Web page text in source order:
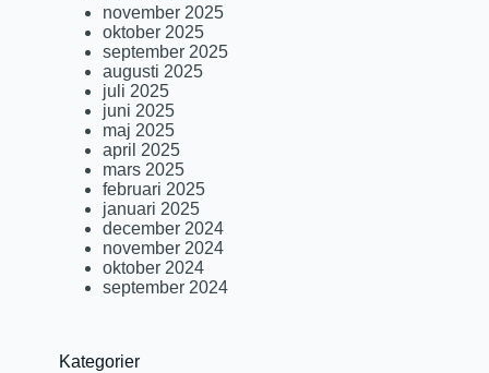
november 2025
oktober 2025
september 2025
augusti 2025
juli 2025
juni 2025
maj 2025
april 2025
mars 2025
februari 2025
januari 2025
december 2024
november 2024
oktober 2024
september 2024
Kategorier